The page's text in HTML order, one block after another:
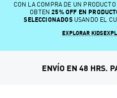
CON LA COMPRA DE UN
OBTEN 25% OFF EN
SELECCIONADOSUSANDO EL
EXPLORAR KIDS
ENVÍO EN 48 HRS.